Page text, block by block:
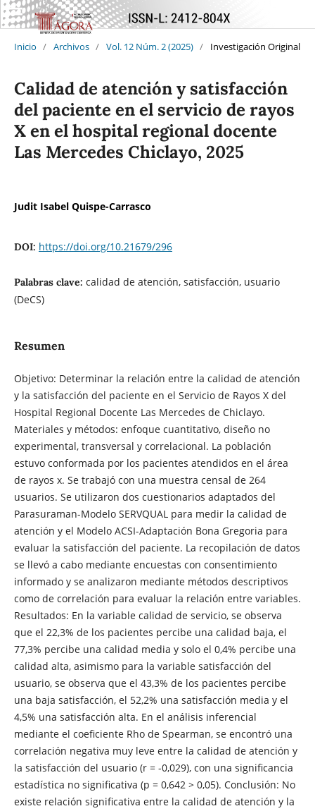
Inicio / Archivos / Vol. 12 Núm. 2 (2025) / Investigación Original
Calidad de atención y satisfacción
del paciente en el servicio de rayos
X en el hospital regional docente
Las Mercedes Chiclayo, 2025
Judit Isabel Quispe-Carrasco
DOI: https://doi.org/10.21679/296
Palabras clave: calidad de atención, satisfacción, usuario
(DeCS)
Resumen
Objetivo: Determinar la relación entre la calidad de atención
y la satisfacción del paciente en el Servicio de Rayos X del
Hospital Regional Docente Las Mercedes de Chiclayo.
Materiales y métodos: enfoque cuantitativo, diseño no
experimental, transversal y correlacional. La población
estuvo conformada por los pacientes atendidos en el área
de rayos x. Se trabajó con una muestra censal de 264
usuarios. Se utilizaron dos cuestionarios adaptados del
Parasuraman-Modelo SERVQUAL para medir la calidad de
atención y el Modelo ACSI-Adaptación Bona Gregoria para
evaluar la satisfacción del paciente. La recopilación de datos
se llevó a cabo mediante encuestas con consentimiento
informado y se analizaron mediante métodos descriptivos
como de correlación para evaluar la relación entre variables.
Resultados: En la variable calidad de servicio, se observa
que el 22,3% de los pacientes percibe una calidad baja, el
77,3% percibe una calidad media y solo el 0,4% percibe una
calidad alta, asimismo para la variable satisfacción del
usuario, se observa que el 43,3% de los pacientes percibe
una baja satisfacción, el 52,2% una satisfacción media y el
4,5% una satisfacción alta. En el análisis inferencial
mediante el coeficiente Rho de Spearman, se encontró una
correlación negativa muy leve entre la calidad de atención y
la satisfacción del usuario (r = -0,029), con una significancia
estadística no significativa (p = 0,642 > 0,05). Conclusión: No
existe relación significativa entre la calidad de atención y la